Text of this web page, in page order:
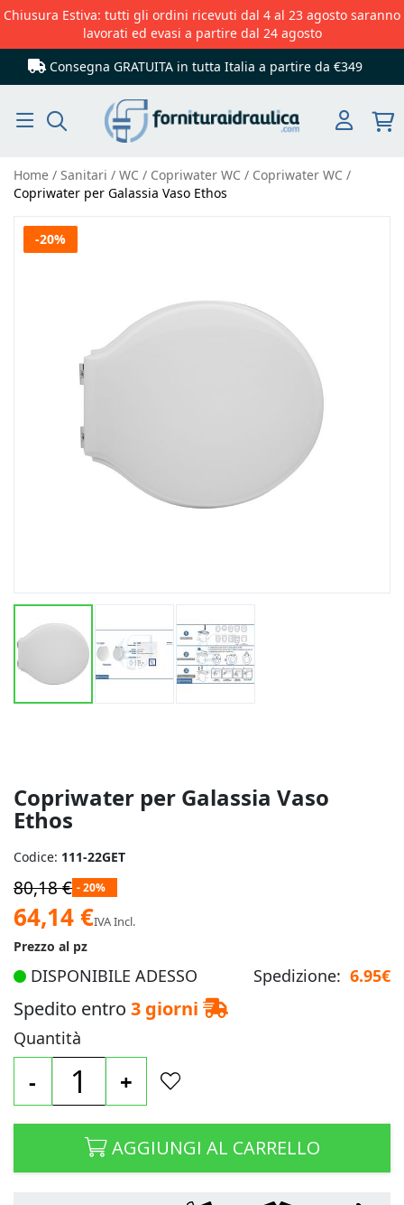
Chiusura Estiva: tutti gli ordini ricevuti dal 4 al 23 agosto saranno
lavorati ed evasi a partire dal 24 agosto
Consegna GRATUITA in tutta Italia a partire da €349
Home Sanitari WC Copriwater WC
Copriwater WC
Copriwater per Galassia Vaso Ethos
Copriwater per Galassia Vaso
Ethos
Vai
-20%
immagini
Codice: 111-22GET
80,18 € - 20%
Prezzo
speciale
64,14 €IVA Incl.
Prezzo al pz
DISPONIBILE ADESSO Spedizione: 6.95€
Spedito entro 3 giorni
Quantità
- +
AGGIUNGI AL CARRELLO